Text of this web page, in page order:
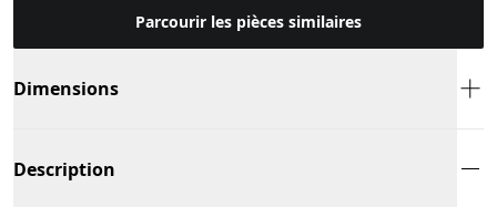
Parcourir les pièces similaires
Dimensions
Description